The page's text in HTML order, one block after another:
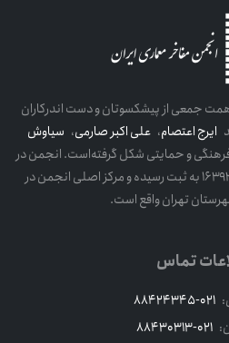
از پیشکسوتان و دست اندرکاران
اعتصام،علی اکبر صارمی،سیاوش
و حمایتی شکل گرفته‌است. انجمن در
تاریخ ۱۳۸۲/۱۲/۲۵ به شماره ثبت ۱۶۳۹۲ به ثبت رسیده و مرکز اصلی انجمن در
تهران واقع است.
تماس
021-
021-88430313